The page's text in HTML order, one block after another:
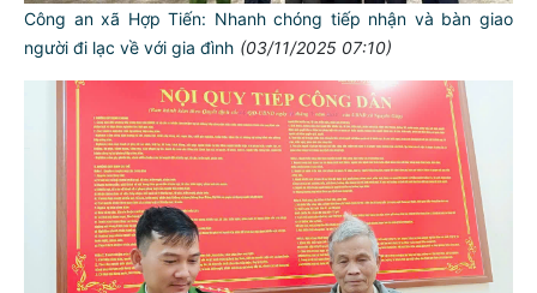
Công an xã Hợp Tiến: Nhanh chóng tiếp nhận và bàn giao
người đi lạc về với gia đình (03/11/2025 07:10)